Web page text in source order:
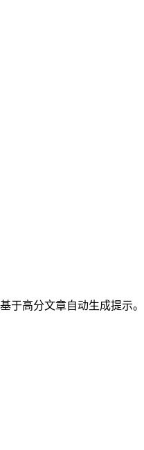
于高分文章自动生成提示。